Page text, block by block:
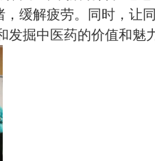
， 缓解疲劳。 同时 ， 让
发掘中医药的价值和魅